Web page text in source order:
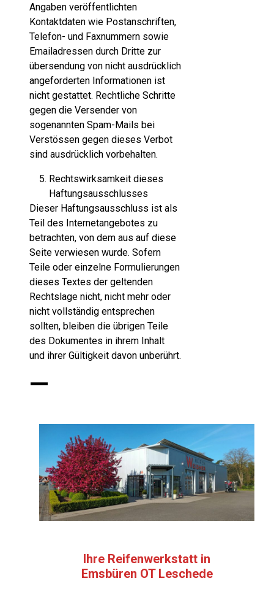
Angaben veröffentlichten
Kontaktdaten wie Postanschriften,
Telefon- und Faxnummern sowie
Emailadressen durch Dritte zur
übersendung von nicht ausdrücklich
angeforderten Informationen ist
nicht gestattet. Rechtliche Schritte
gegen die Versender von
sogenannten Spam-Mails bei
Verstössen gegen dieses Verbot
sind ausdrücklich vorbehalten.
Rechtswirksamkeit dieses
Haftungsausschlusses
Dieser Haftungsausschluss ist als
Teil des Internetangebotes zu
betrachten, von dem aus auf diese
Seite verwiesen wurde. Sofern
Teile oder einzelne Formulierungen
dieses Textes der geltenden
Rechtslage nicht, nicht mehr oder
nicht vollständig entsprechen
sollten, bleiben die übrigen Teile
des Dokumentes in ihrem Inhalt
und ihrer Gültigkeit davon unberührt.
—
Ihre Reifenwerkstatt in
Emsbüren OT Leschede